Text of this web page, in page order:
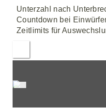
Unterzahl nach
Countdown bei
Zeitlimits für